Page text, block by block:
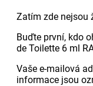
Zatím zde nejsou
Buďte první, kdo
de Toilette 6 ml
Vaše e-mailová
informace jsou